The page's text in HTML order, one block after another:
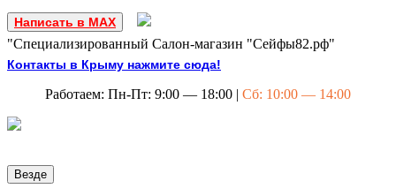
Написать в MAX
"Специализированный Салон-магазин "Сейфы82.рф"
Контакты в Крыму нажмите сюда!
Работаем: Пн-Пт: 9:00 — 18:00 | Сб: 10:00 — 14:00
Везде